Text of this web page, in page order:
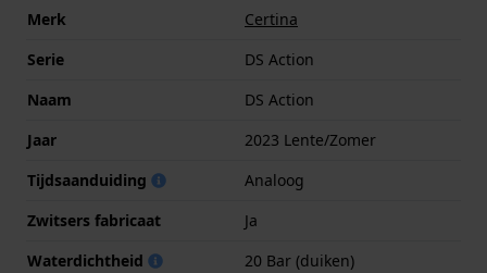
Merk
Certina
Serie
DS Action
Naam
DS Action
Jaar
2023 Lente/Zomer
Tijdsaanduiding
Analoog
Zwitsers fabricaat
Ja
Waterdichtheid
20 Bar (duiken)